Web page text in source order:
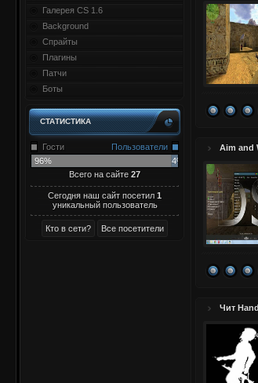
Галерея CS 1.6
Background
Спрайты
Плагины
Патчи
Боты
СТАТИСТИКА
Пользователи
Гости
96%
4%
Всего на сайте 27
Сегодня наш сайт посетил 1
уникальный пользователь
Aim and
Чит